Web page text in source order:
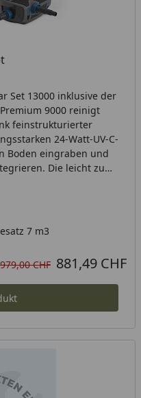
Set 13000 inklusive der
9000 reinigt
feinstrukturierter
24-Watt-UV-C-
Boden eingraben und
Die leicht zu
Reinigung
Sie sogar im
bis zu drei Jahren
7 m3
ProzentPreis
979,00 CHF
Preis 881,49 CHF